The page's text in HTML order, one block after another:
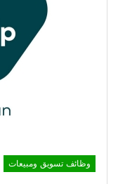
وظائف تسويق ومبيعات